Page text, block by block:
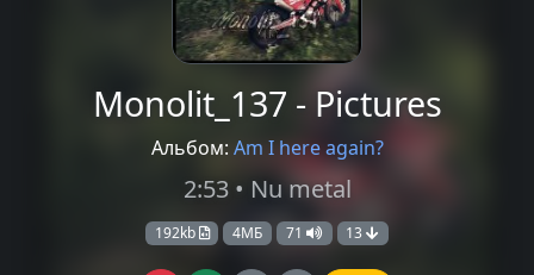
Monolit_137 - Pictures
Альбом: Am I here again?
2:53 • Nu metal
192kb 4МБ 71 13